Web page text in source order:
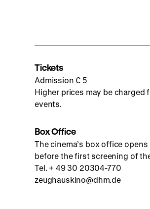
Tickets
Admission € 5
Higher prices may be charged
events.
Box Office
The cinema’s box office
before the first screening of
Tel. + 49 30 20304-770
zeughauskino@dhm.de